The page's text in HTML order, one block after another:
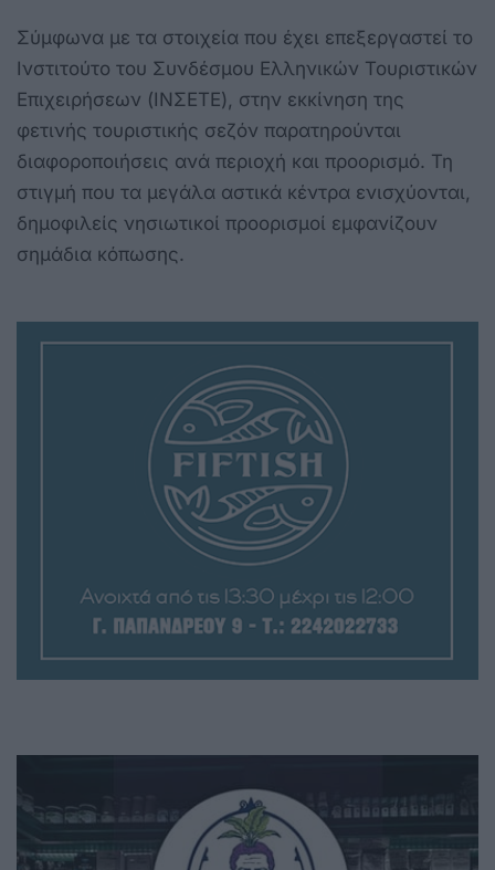
Σύμφωνα με τα στοιχεία που έχει επεξεργαστεί το
Ινστιτούτο του Συνδέσμου Ελληνικών Τουριστικών
Επιχειρήσεων (ΙΝΣΕΤΕ), στην εκκίνηση της
φετινής τουριστικής σεζόν παρατηρούνται
διαφοροποιήσεις ανά περιοχή και προορισμό. Τη
στιγμή που τα μεγάλα αστικά κέντρα ενισχύονται,
δημοφιλείς νησιωτικοί προορισμοί εμφανίζουν
σημάδια κόπωσης.